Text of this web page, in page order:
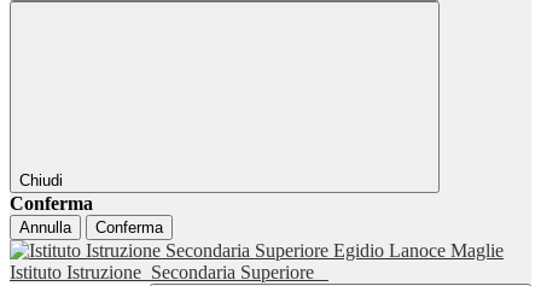
Chiudi
Conferma
Annulla Conferma
Istituto Istruzione Secondaria Superiore